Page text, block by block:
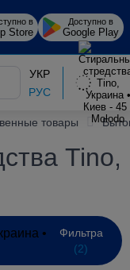
в
Store
Доступно в
Google Play
УКР
РУС
товары
Tino,
Фильтра
(2)